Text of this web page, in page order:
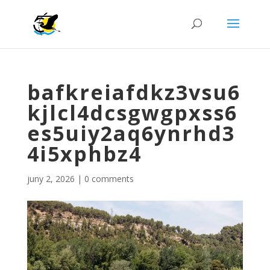
bafkreiafdkz3vsu6
kjlcl4dcsgwgpxss6
es5uiy2aq6ynrhd3
4i5xphbz4
juny 2, 2026 | 0 comments